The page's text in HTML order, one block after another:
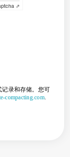
⇗
录和存储。您可
compacting.com.